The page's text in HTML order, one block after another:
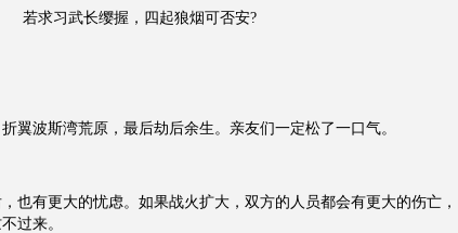
若求习武长缨握，四起狼烟可否安?
翼波斯湾荒原，最后劫后余生。亲友们一定松了一口气。
也有更大的忧虑。如果战火扩大，双方的人员都会有更大的伤亡，
过来。